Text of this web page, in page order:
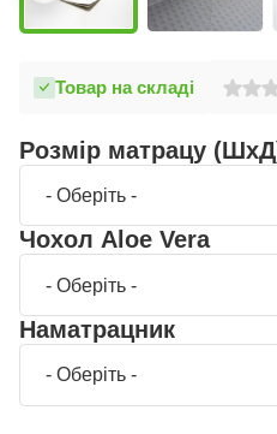
Товар на складі
Розмір матрацу
- Оберіть -
Чохол Aloe Vera
- Оберіть -
Наматрацник
- Оберіть -